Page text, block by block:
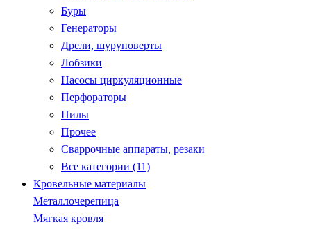
Буры
Генераторы
Дрели, шуруповерты
Лобзики
Насосы циркуляционные
Перфораторы
Пилы
Прочее
Сваррочные аппараты, резаки
Все категории (11)
Кровельные материалы
Металлочерепица
Мягкая кровля